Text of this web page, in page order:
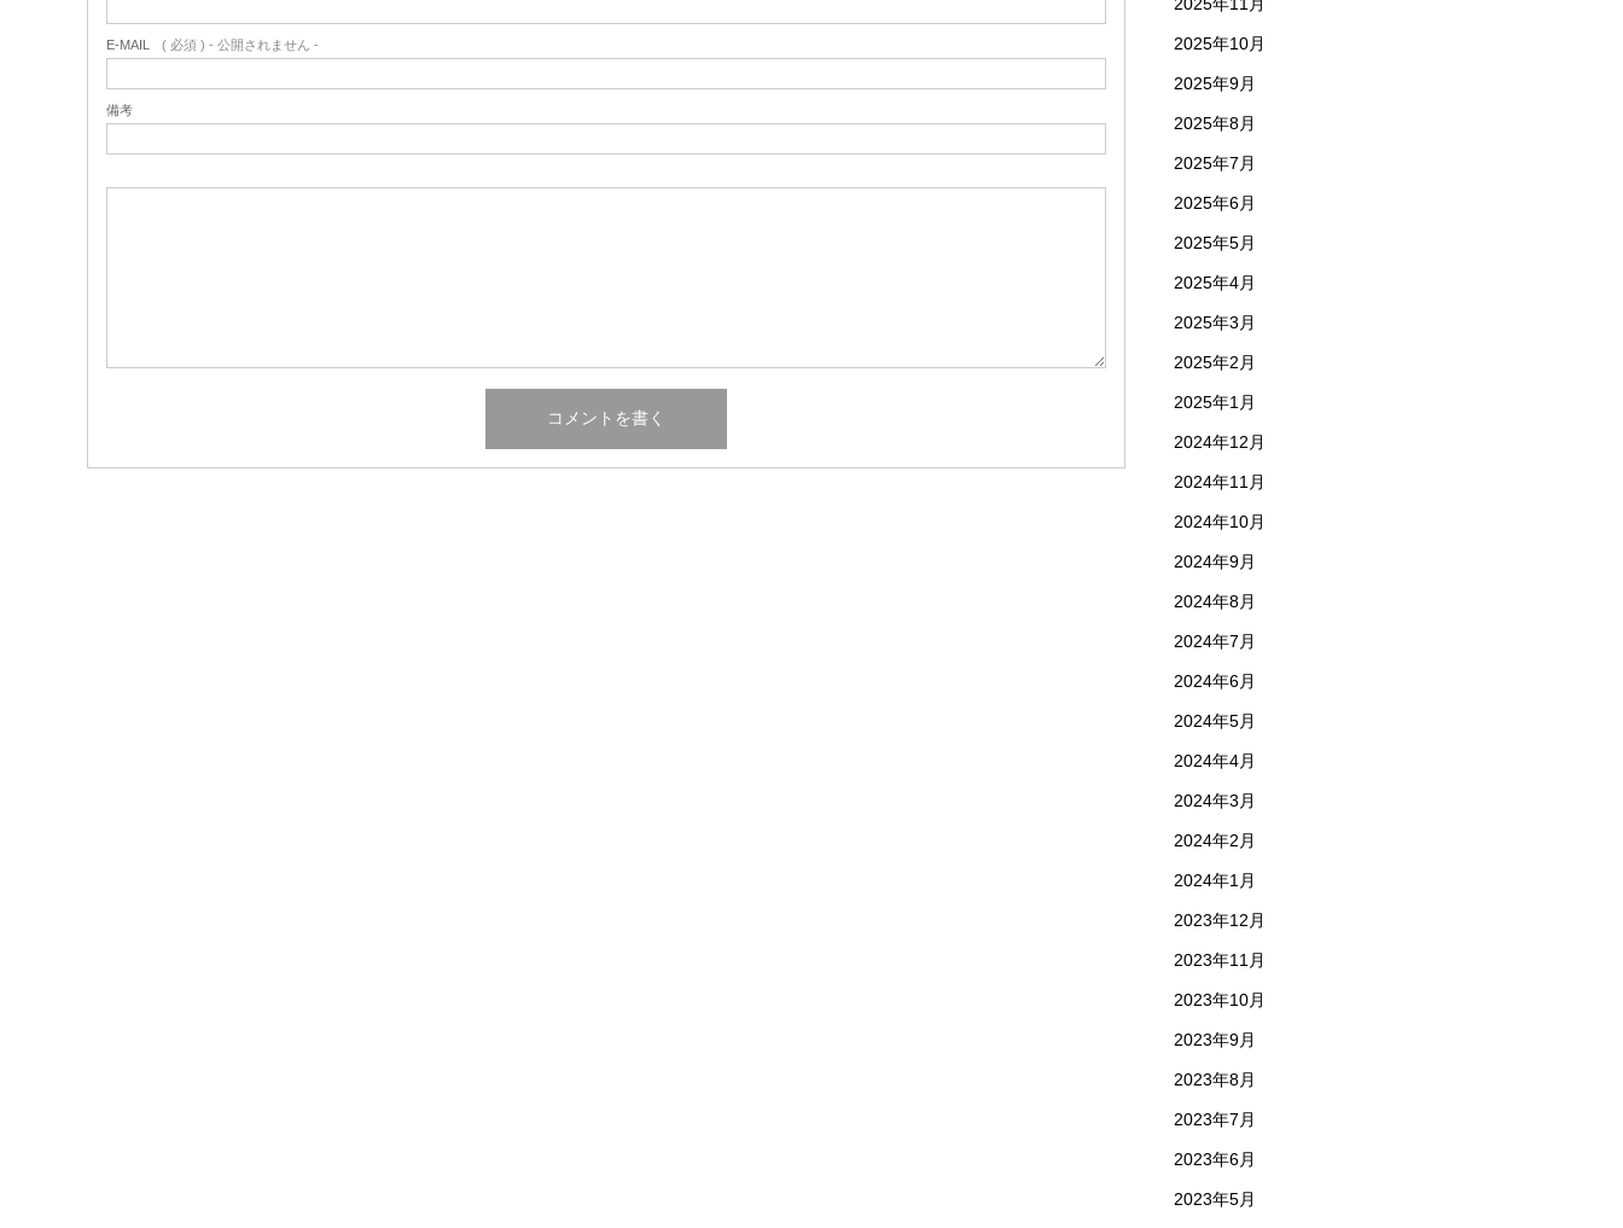
E-MAIL ( 必須 ) - 公開されません -
備考
2025年10月
2025年9月
2025年8月
2025年7月
2025年6月
2025年5月
2025年4月
2025年3月
2025年2月
2025年1月
2024年12月
2024年11月
2024年10月
2024年9月
2024年8月
2024年7月
2024年6月
2024年5月
2024年4月
2024年3月
2024年2月
2024年1月
2023年12月
2023年11月
2023年10月
2023年9月
2023年8月
2023年7月
2023年6月
2023年5月